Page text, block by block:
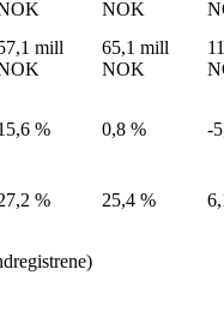
NOK
mill
65,1 mill
NOK
% 0,8 % -
% 25,4 %